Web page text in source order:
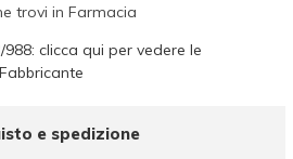
trovi in Farmacia
clicca qui per vedere le
e spedizione